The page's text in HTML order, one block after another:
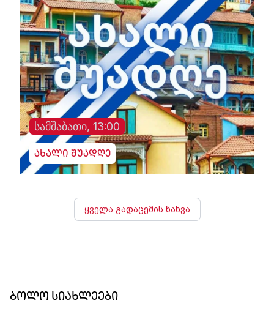
სამშაბათი, 13:00
ახალი შუადღე
ყველა გადაცემის ნახვა
ბოლო სიახლეები